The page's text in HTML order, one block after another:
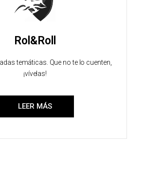
Rol&Roll
temáticas. Que no te lo cuenten,
¡vívelas!
LEER MÁS